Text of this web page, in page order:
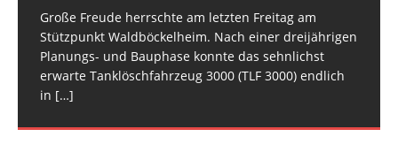
Große Freude herrschte am letzten Freitag am
Stützpunkt Waldböckelheim. Nach einer dreijährigen
Planungs- und Bauphase konnte das sehnlichst
erwarte Tanklöschfahrzeug 3000 (TLF 3000) endlich
in […]